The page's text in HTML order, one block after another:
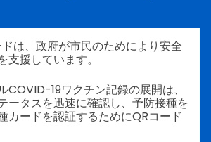
は、政府が市民のためにより安全
支援しています。
COVID-19ワクチン記録の展開は、
ータスを迅速に確認し、予防接種を
カードを認証するためにQRコード